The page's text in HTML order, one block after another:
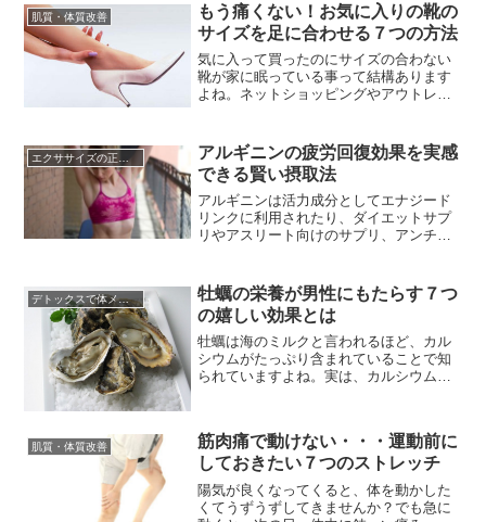
食材だということをご存知でしょうか。
白子に特に多く含まれる栄養素のひとつ
にビタミンＢ１２があります。ビタ...
肌質・体質改善
もう痛くない！お気に入りの靴の
サイズを足に合わせる７つの方法
気に入って買ったのにサイズの合わない
靴が家に眠っている事って結構あります
よね。ネットショッピングやアウトレッ
靴によって大きかったり小さかったりは
良くあることです。また「在庫1点限
り！」なんて書いてあると、「ちょっと
きついけど買っちゃえ」と思ってしま...
エクササイズの正しい知識☆
アルギニンの疲労回復効果を実感
できる賢い摂取法
アルギニンは活力成分としてエナジード
リンクに利用されたり、ダイエットサプ
リやアスリート向けのサプリ、アンチエ
ニンとはアミノ酸の一種で、体内で生成
することができるため、非必須アミノ酸
に分類されますが、成長期や乳幼児は体
内で分泌量が不十分なため「準必須...
デトックスで体メンテナンス
牡蠣の栄養が男性にもたらす７つ
の嬉しい効果とは
牡蠣は海のミルクと言われるほど、カル
シウムがたっぷり含まれていることで知
られていますよね。実は、カルシウムだ
はなく、その栄養価からシーズンとなる
冬には鍋にシチューにと、食卓に欠かせ
ない海の幸です。ヨーロッパでは、単に
美味しいだけではなく、スタミナ増...
肌質・体質改善
筋肉痛で動けない・・・運動前に
しておきたい７つのストレッチ
陽気が良くなってくると、体を動かした
くてうずうずしてきませんか？でも急に